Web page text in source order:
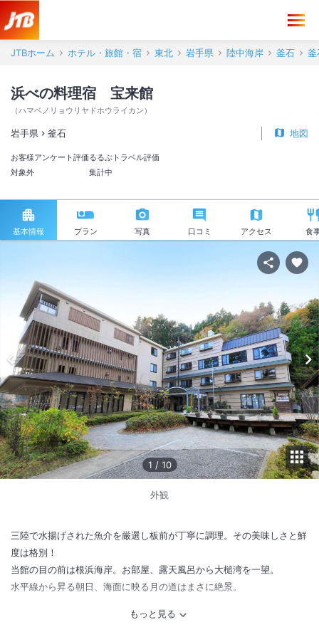
JTBホーム ホテル・旅館・宿 東北 岩手県 陸中海岸 釜石 釜
浜べの料理宿 宝来館
（ハマベノリョウリヤドホウライカン ）
岩手県 釜石 地図
お客様アンケート評価
対象外
るるぶトラベル評価
集計中
基本情報 プラン 写真 口コミ アクセス 食
1 / 10
外観
三陸で水揚げされた魚介を厳選し板前が丁寧に調理。その美味しさと鮮
度は格別！
当館の目の前は根浜海岸。お部屋、露天風呂から大槌湾を一望。
水平線から昇る朝日、海面に映る月の道はまさに絶景。